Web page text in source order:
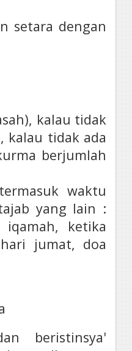
setara dengan
kalau tidak
kalau tidak ada
berjumlah
waktu
yang lain :
ketika
jumat, doa
beristinsya'